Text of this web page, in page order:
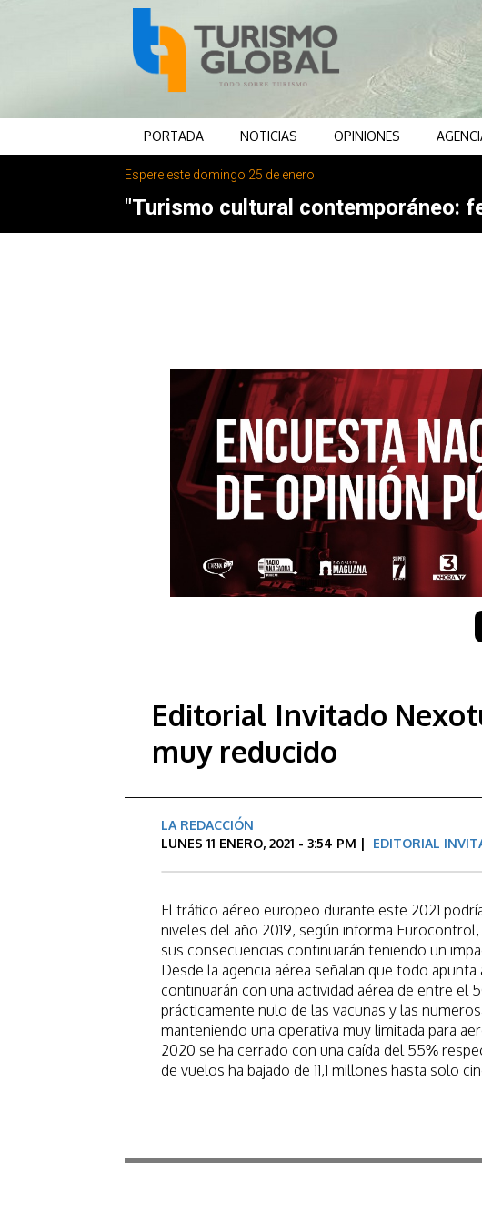
PORTADA NOTICIAS OPINIONES
Espere este domingo 25 de enero
"Turismo cultural contemporáneo:
Editorial Invitado
muy reducido
LA REDACCIÓN
LUNES 11 ENERO, 2021 - 3:54 PM | EDITORIAL
El tráfico aéreo europeo durante este 2021
niveles del año 2019, según informa
sus consecuencias continuarán teniendo un
Desde la agencia aérea señalan que todo
continuarán con una actividad aérea de entre el
prácticamente nulo de las vacunas y las
manteniendo una operativa muy limitada para
2020 se ha cerrado con una caída del 55%
de vuelos ha bajado de 11,1 millones hasta solo